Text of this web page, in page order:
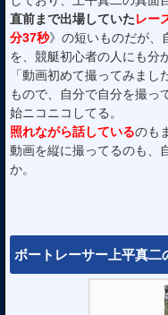
直前まで出場していたレー
分37秒》の短いものだが、
を、競艇初心者の人にも分
「動画初めて撮ってみま
もので、自分で自分を撮っ
始ニコニコしてる。
照れながら話しているのも
動画を縦に撮ってるのも、
か。
ボートレーサー上平真二